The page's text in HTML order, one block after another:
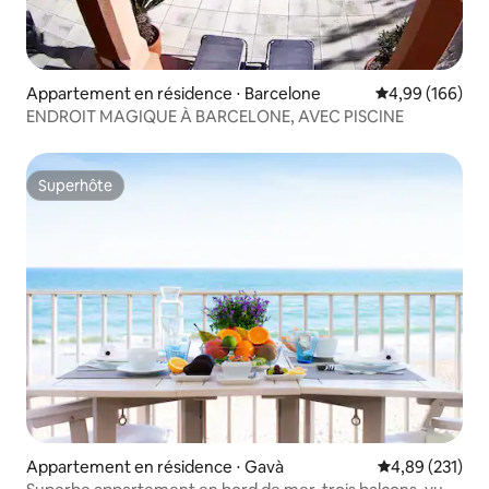
Appartement en résidence ⋅ Barcelone Évaluation
4,99 (166)
ENDROIT MAGIQUE À BARCELONE, AVEC PISCINE
Superhôte
Superhôte
Appartement en résidence ⋅ Gavà Évaluation
4,89 (231)